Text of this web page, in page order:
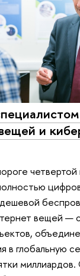
и
вещей —
в глобальную